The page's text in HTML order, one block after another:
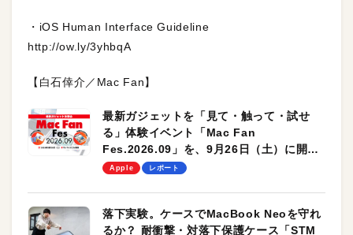
・iOS Human Interface Guideline
http://ow.ly/3yhbqA
【白石倖介／Mac Fan】
最新ガジェットを「見て・触って・試せ
る」体験イベント「Mac Fan
Fes.2026.09」を、9月26日（土）に開催
します！
Apple レポート
落下実験。ケースでMacBook Neoを守れ
るか？ 耐衝撃・対落下保護ケース「STM